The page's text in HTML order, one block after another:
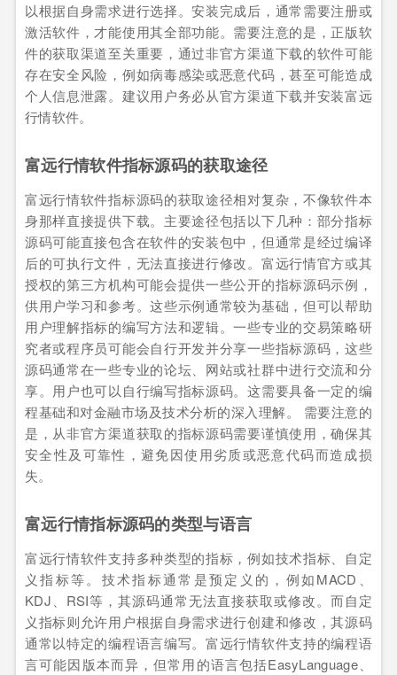
以根据自身需求进行选择。安装完成后，通常需要注册或
激活软件，才能使用其全部功能。需要注意的是，正版软
件的获取渠道至关重要，通过非官方渠道下载的软件可能
存在安全风险，例如病毒感染或恶意代码，甚至可能造成
个人信息泄露。建议用户务必从官方渠道下载并安装富远
行情软件。
富远行情软件指标源码的获取途径
富远行情软件指标源码的获取途径相对复杂，不像软件本
身那样直接提供下载。主要途径包括以下几种：部分指标
源码可能直接包含在软件的安装包中，但通常是经过编译
后的可执行文件，无法直接进行修改。富远行情官方或其
授权的第三方机构可能会提供一些公开的指标源码示例，
供用户学习和参考。这些示例通常较为基础，但可以帮助
用户理解指标的编写方法和逻辑。一些专业的交易策略研
究者或程序员可能会自行开发并分享一些指标源码，这些
源码通常在一些专业的论坛、网站或社群中进行交流和分
享。用户也可以自行编写指标源码。这需要具备一定的编
程基础和对金融市场及技术分析的深入理解。 需要注意的
是，从非官方渠道获取的指标源码需要谨慎使用，确保其
安全性及可靠性，避免因使用劣质或恶意代码而造成损
失。
富远行情指标源码的类型与语言
富远行情软件支持多种类型的指标，例如技术指标、自定
义指标等。技术指标通常是预定义的，例如MACD、
KDJ、RSI等，其源码通常无法直接获取或修改。而自定
义指标则允许用户根据自身需求进行创建和修改，其源码
通常以特定的编程语言编写。富远行情软件支持的编程语
言可能因版本而异，但常用的语言包括EasyLanguage、